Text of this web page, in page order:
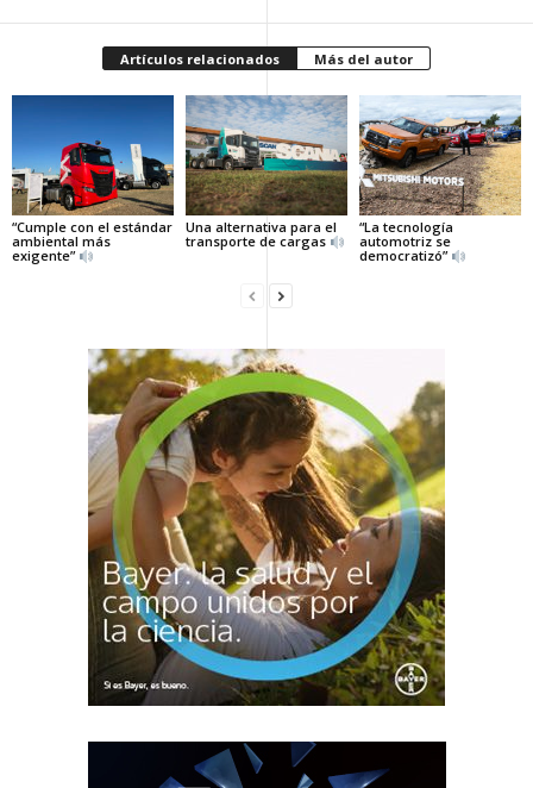
Artículos relacionados Más del autor
“Cumple con el estándar
ambiental más
exigente”
Una alternativa para el
transporte de cargas
“La tecnología
automotriz se
democratizó”